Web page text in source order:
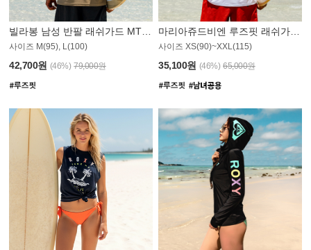
사이즈 M(95), L(100)
42,700원 (46%) 79,000원
사이즈 XS(90)~XXL(115)
35,100원 (46%) 65,000원